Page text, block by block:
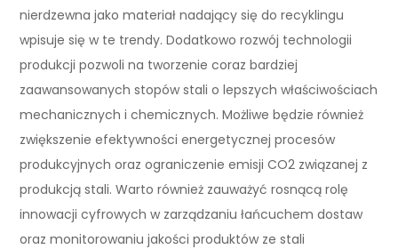
nierdzewna jako materiał nadający się do recyklingu
wpisuje się w te trendy. Dodatkowo rozwój technologii
produkcji pozwoli na tworzenie coraz bardziej
zaawansowanych stopów stali o lepszych właściwościach
mechanicznych i chemicznych. Możliwe będzie również
zwiększenie efektywności energetycznej procesów
produkcyjnych oraz ograniczenie emisji CO2 związanej z
produkcją stali. Warto również zauważyć rosnącą rolę
innowacji cyfrowych w zarządzaniu łańcuchem dostaw
oraz monitorowaniu jakości produktów ze stali